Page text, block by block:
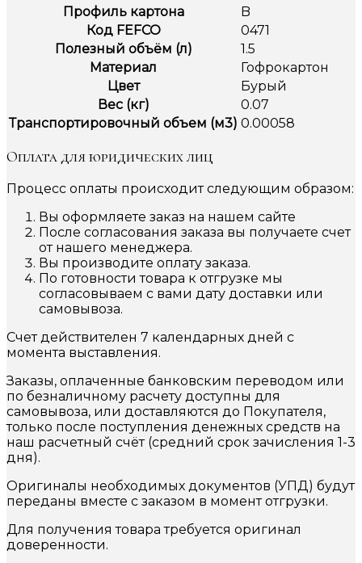
Профиль картона
B
Код FEFCO
0471
Полезный объём (л)
1.5
Материал
Гофрокартон
Цвет
Бурый
Вес (кг)
0.07
Транспортировочный объем (м3) 0.00058
Оплата для юридических лиц
Процесс оплаты происходит следующим образом:
Вы оформляете заказ на нашем сайте
После согласования заказа вы получаете счет
от нашего менеджера.
Вы производите оплату заказа.
По готовности товара к отгрузке мы
согласовываем с вами дату доставки или
самовывоза.
Счет действителен 7 календарных дней с
момента выставления.
Заказы, оплаченные банковским переводом или
по безналичному расчету доступны для
самовывоза, или доставляются до Покупателя,
только после поступления денежных средств на
наш расчетный счёт (средний срок зачисления 1-3
дня).
Оригиналы необходимых документов (УПД) будут
переданы вместе с заказом в момент отгрузки.
Для получения товара требуется оригинал
доверенности.